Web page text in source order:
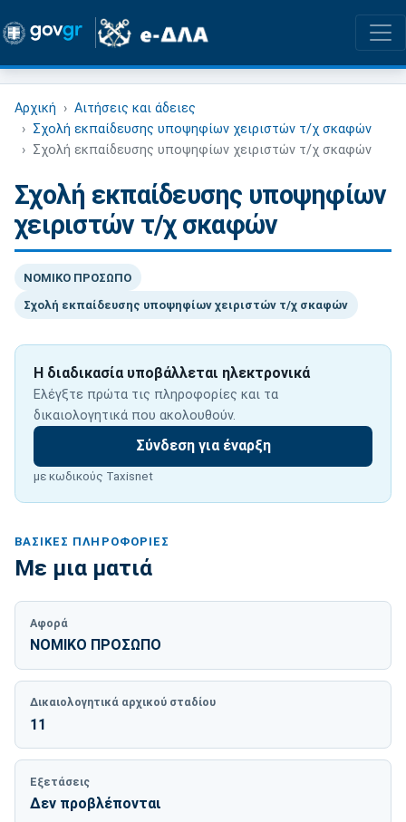
Αρχική
Αιτήσεις και άδειες
Σχολή εκπαίδευσης υποψηφίων χειριστών τ/χ σκαφών
Σχολή εκπαίδευσης υποψηφίων χειριστών τ/χ σκαφών
Σχολή εκπαίδευσης υποψηφίων
χειριστών τ/χ σκαφών
ΝΟΜΙΚΟ ΠΡΟΣΩΠΟ
Σχολή εκπαίδευσης υποψηφίων χειριστών τ/χ σκαφών
Η διαδικασία υποβάλλεται ηλεκτρονικά
Ελέγξτε πρώτα τις πληροφορίες και τα
δικαιολογητικά που ακολουθούν.
Σύνδεση για έναρξη
με κωδικούς Taxisnet
ΒΑΣΙΚΈΣ ΠΛΗΡΟΦΟΡΊΕΣ
Με μια ματιά
Αφορά
ΝΟΜΙΚΟ ΠΡΟΣΩΠΟ
Δικαιολογητικά αρχικού σταδίου
11
Εξετάσεις
Δεν προβλέπονται